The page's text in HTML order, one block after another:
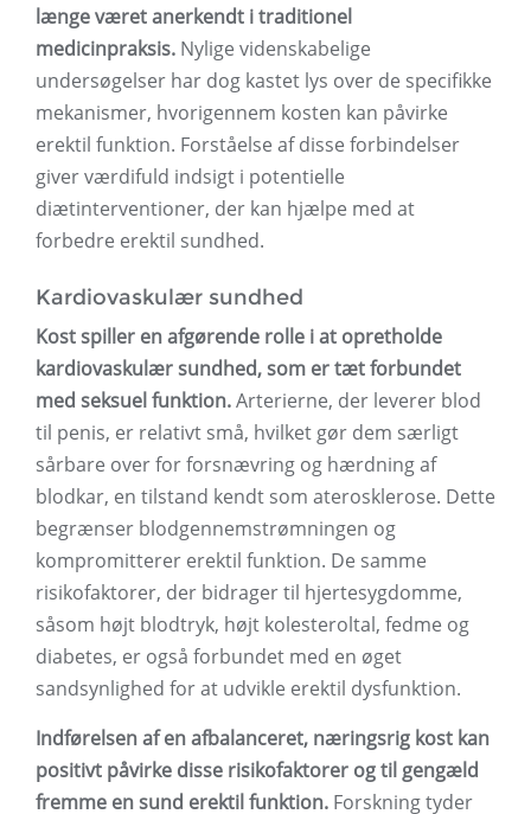
længe været anerkendt i traditionel
medicinpraksis. Nylige videnskabelige
undersøgelser har dog kastet lys over de specifikke
mekanismer, hvorigennem kosten kan påvirke
erektil funktion. Forståelse af disse forbindelser
giver værdifuld indsigt i potentielle
diætinterventioner, der kan hjælpe med at
forbedre erektil sundhed.
Kardiovaskulær sundhed
Kost spiller en afgørende rolle i at opretholde
kardiovaskulær sundhed, som er tæt forbundet
med seksuel funktion.Arterierne, der leverer blod
til penis, er relativt små, hvilket gør dem særligt
sårbare over for forsnævring og hærdning af
blodkar, en tilstand kendt som aterosklerose. Dette
begrænser blodgennemstrømningen og
kompromitterer erektil funktion. De samme
risikofaktorer, der bidrager til hjertesygdomme,
såsom højt blodtryk, højt kolesteroltal, fedme og
diabetes, er også forbundet med en øget
sandsynlighed for at udvikle erektil dysfunktion.
Indførelsen af ​​en afbalanceret, næringsrig kost kan
positivt påvirke disse risikofaktorer og til gengæld
fremme en sund erektil funktion. Forskning tyder